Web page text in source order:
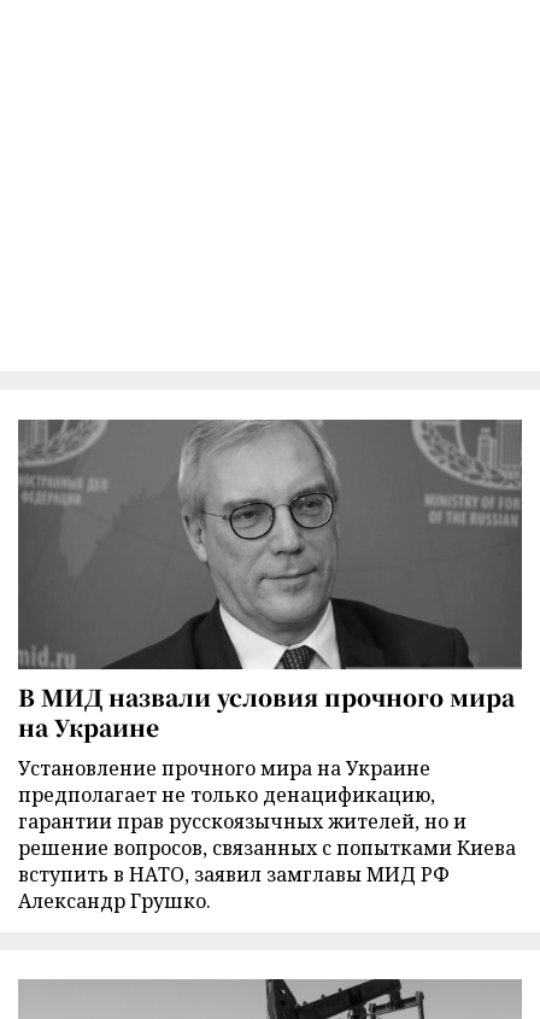
В МИД назвали условия прочного мира
на Украине
Установление прочного мира на Украине
предполагает не только денацификацию,
гарантии прав русскоязычных жителей, но и
решение вопросов, связанных с попытками Киева
вступить в НАТО, заявил замглавы МИД РФ
Александр Грушко.